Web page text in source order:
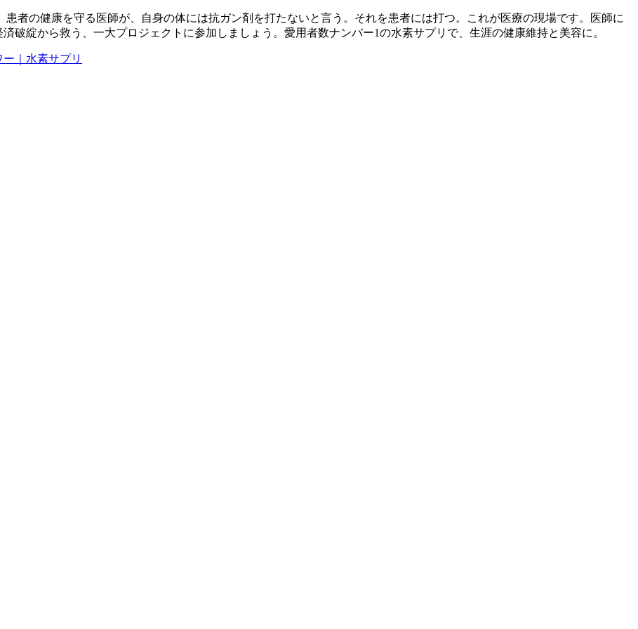
者の健康を守る医師が、自身の体には抗ガン剤を打たないと言う。それを患者には打つ。これが医療の現場です。医師に
破綻から救う、一大プロジェクトに参加しましょう。愛用者数ナンバー1の水素サプリで、生涯の健康維持と美容に。